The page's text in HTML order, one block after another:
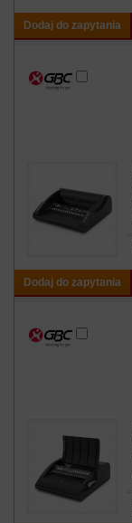
Dodaj do zapytania
Dodaj do zapytania